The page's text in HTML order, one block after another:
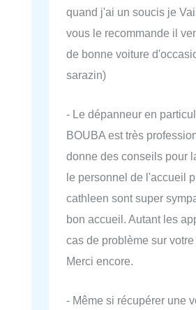
quand j'ai un soucis je
vous le recommande il
de bonne voiture
sarazin)
- Le dépanneur en
BOUBA est très
donne des conseils pour
le personnel de l'accueil
cathleen sont super
bon accueil. Autant les
cas de problème sur votre
Merci encore.
- Même si récupérer une